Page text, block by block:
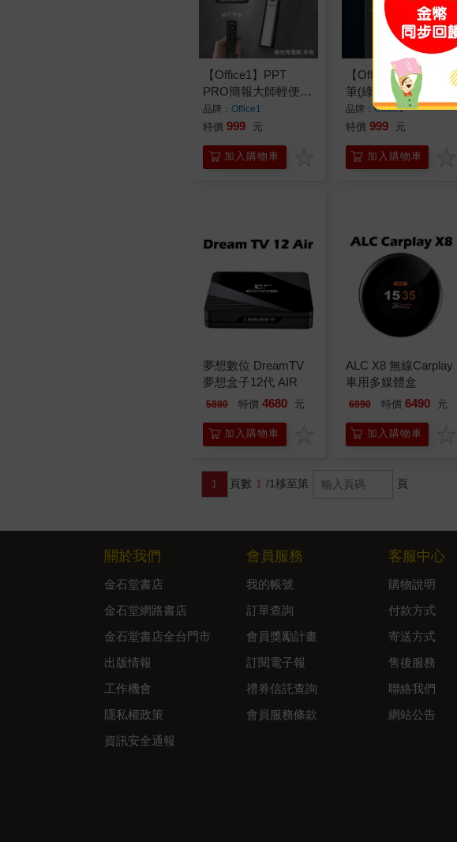
【Office1】PPT
PRO簡報大師輕便無
線翻頁簡報投屏筆-綠
光充電版(LGO-10)
品牌： Office1
特價 999 元
加入購物車
【Office1】T810簡報
筆(綠光)雙頭接收器-
黑色
品牌：Office1
特價 999 元
加入購物車
夢想數位 DreamTV
夢想盒子12代 AIR
5880 特價 4680 元
加入購物車
ALC X8 無線Carplay
車用多媒體盒
6990 特價 6490 元
加入購物車
1 頁數 1 /1移至第 頁
關於我們
金石堂書店
金石堂網路書店
金石堂書店全台門市
出版情報
工作機會
隱私權政策
資訊安全通報
會員服務
我的帳號
訂單查詢
會員獎勵計畫
訂閱電子報
禮券信託查詢
會員服務條款
客服中心
購物說明
付款方式
寄送方式
售後服務
聯絡我們
網站公告